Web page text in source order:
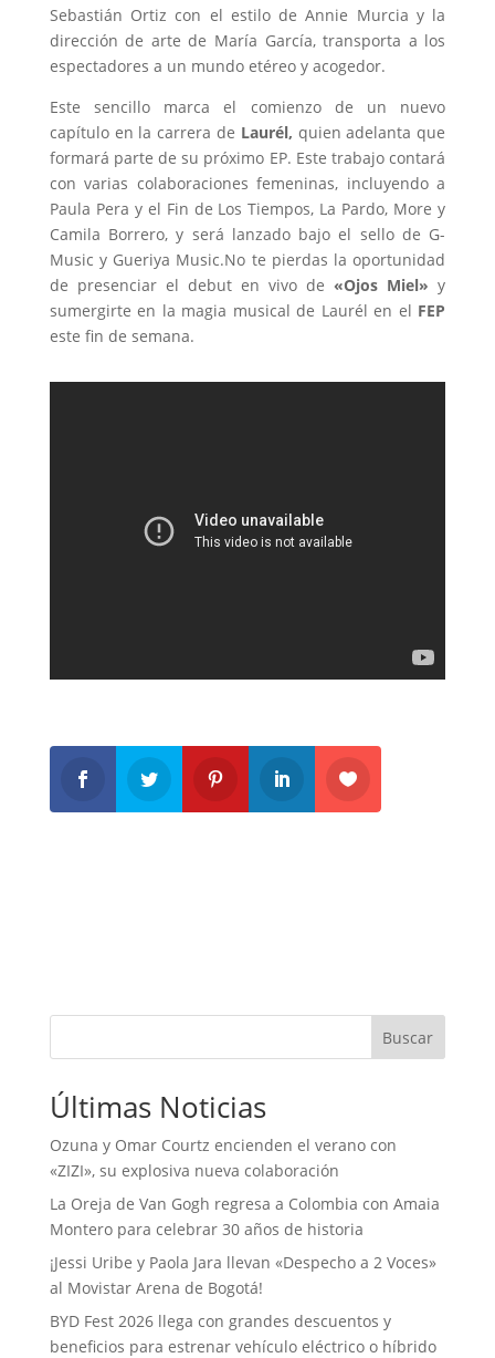
Sebastián Ortiz con el estilo de Annie Murcia y la
dirección de arte de María García, transporta a los
espectadores a un mundo etéreo y acogedor.
Este sencillo marca el comienzo de un nuevo
capítulo en la carrera de Laurél, quien adelanta que
formará parte de su próximo EP. Este trabajo contará
con varias colaboraciones femeninas, incluyendo a
Paula Pera y el Fin de Los Tiempos, La Pardo, More y
Camila Borrero, y será lanzado bajo el sello de G-
Music y Gueriya Music.No te pierdas la oportunidad
de presenciar el debut en vivo de «Ojos Miel» y
sumergirte en la magia musical de Laurél en el FEP
este fin de semana.
Buscar
Últimas Noticias
Ozuna y Omar Courtz encienden el verano con
«ZIZI», su explosiva nueva colaboración
La Oreja de Van Gogh regresa a Colombia con Amaia
Montero para celebrar 30 años de historia
¡Jessi Uribe y Paola Jara llevan «Despecho a 2 Voces»
al Movistar Arena de Bogotá!
BYD Fest 2026 llega con grandes descuentos y
beneficios para estrenar vehículo eléctrico o híbrido